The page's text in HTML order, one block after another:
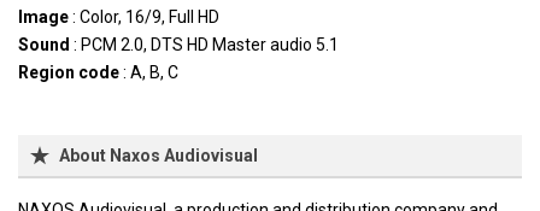
Image: Color, 16/9, Full HD
Sound : PCM 2.0, DTS HD Master audio 5.1
Region code: A, B, C
About Naxos Audiovisual